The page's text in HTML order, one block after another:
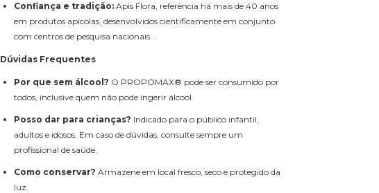
Confiança e tradição: Apis Flora, referência há mais de 40 anos
em produtos apícolas, desenvolvidos cientificamente em conjunto
com centros de pesquisa nacionais .
Dúvidas Frequentes
Por que sem álcool? O PROPOMAX® pode ser consumido por
todos, inclusive quem não pode ingerir álcool.
Posso dar para crianças? Indicado para o público infantil,
adultos e idosos. Em caso de dúvidas, consulte sempre um
profissional de saúde.
Como conservar? Armazene em local fresco, seco e protegido da
luz.